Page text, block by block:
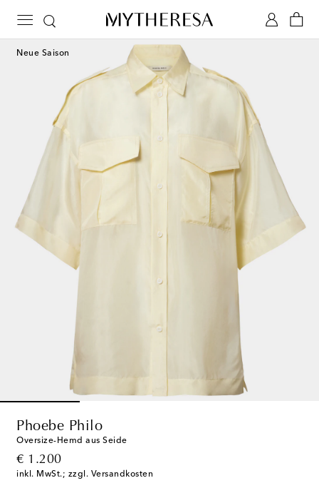
Neue Saison
Phoebe Philo
Oversize-Hemd aus Seide
€ 1.200
original price
inkl. MwSt.; zzgl. Versandkosten